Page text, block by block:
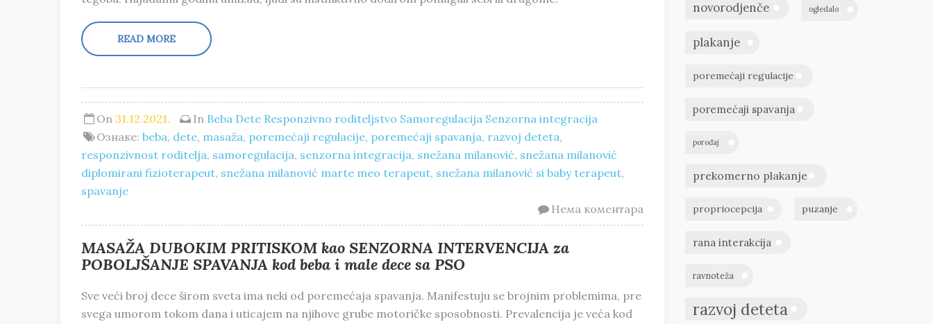
READ MORE
On 31.12.2021. In Beba Dete Responzivno roditeljstvo Samoregulacija Senzorna integracija
Ознаке:beba, dete, masaža, poremećaji regulacije, poremećaji spavanja, razvoj deteta,
responzivnost roditelja, samoregulacija, senzorna integracija, snežana milanović, snežana milanović
diplomirani fizioterapeut, snežana milanović marte meo terapeut, snežana milanović si baby terapeut,
spavanje
Нема коментара
MASAŽA DUBOKIM PRITISKOM kao SENZORNA INTERVENCIJA za
POBOLJŠANJE SPAVANJA kod beba i male dece sa PSO
Sve veći broj dece širom sveta ima neki od poremećaja spavanja. Manifestuju se brojnim problemima, pre
svega umorom tokom dana i uticajem na njihove grube motoričke sposobnosti. Prevalencija je veća kod
novorodjenče ogledalo
plakanje
poremećaji regulacije
poremećaji spavanja
porođaj
prekomerno plakanje
propriocepcija puzanje
rana interakcija
ravnoteža
razvoj deteta